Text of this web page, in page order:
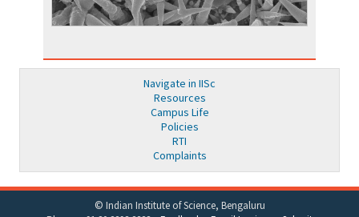
Navigate in IISc
Resources
Campus Life
Policies
RTI
Complaints
© Indian Institute of Science, Bengaluru